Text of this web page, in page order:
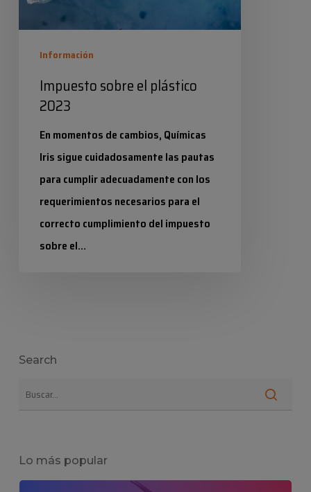
Información
Impuesto sobre el plástico
2023
En momentos de cambios, Químicas
Iris sigue cuidadosamente las pautas
para cumplir adecuadamente con los
requerimientos necesarios para el
correcto cumplimiento del impuesto
sobre el…
Search
Lo más popular